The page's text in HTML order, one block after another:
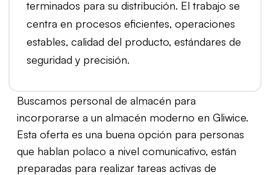
terminados para su distribución. El trabajo se
centra en procesos eficientes, operaciones
estables, calidad del producto, estándares de
seguridad y precisión.
Buscamos personal de almacén para
incorporarse a un almacén moderno en Gliwice.
Esta oferta es una buena opción para personas
que hablan polaco a nivel comunicativo, están
preparadas para realizar tareas activas de